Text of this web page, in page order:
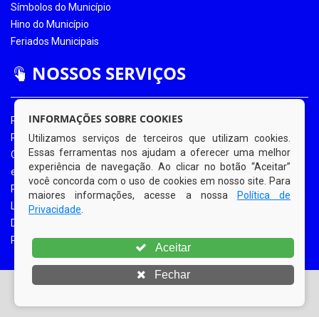
Símbolos do Município
Hino do Município
Feriados Municipais
NOSSOS SERVIÇOS
Portal da Transparência
Portal da Transparência COVID-19
Ouvidoria Eletrônica
e-SIC
Processos de Licitação
Licitações em Andamento
Diário Oficial
Portal do Contribuinte
© Copyright 2026 Prefeitura Municipal de Bom Jardim |
INFORMAÇÕES SOBRE COOKIES
Utilizamos serviços de terceiros que utilizam cookies.
Essas ferramentas nos ajudam a oferecer uma melhor
experiência de navegação. Ao clicar no botão “Aceitar”
você concorda com o uso de cookies em nosso site. Para
maiores informações, acesse a nossa
Política de
Privacidade
Aceitar
Fechar